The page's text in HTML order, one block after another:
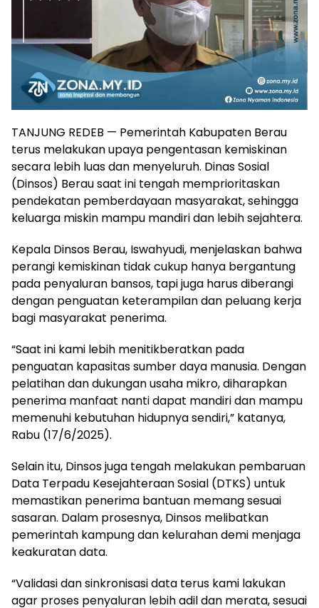
TANJUNG REDEB — Pemerintah Kabupaten Berau
terus melakukan upaya pengentasan kemiskinan
secara lebih luas dan menyeluruh. Dinas Sosial
(Dinsos) Berau saat ini tengah memprioritaskan
pendekatan pemberdayaan masyarakat, sehingga
keluarga miskin mampu mandiri dan lebih sejahtera.
Kepala Dinsos Berau, Iswahyudi, menjelaskan bahwa
perangi kemiskinan tidak cukup hanya bergantung
pada penyaluran bansos, tapi juga harus diberangi
dengan penguatan keterampilan dan peluang kerja
bagi masyarakat penerima.
“Saat ini kami lebih menitikberatkan pada
penguatan kapasitas sumber daya manusia. Dengan
pelatihan dan dukungan usaha mikro, diharapkan
penerima manfaat nanti dapat mandiri dan mampu
memenuhi kebutuhan hidupnya sendiri,” katanya,
Rabu (17/6/2025).
Selain itu, Dinsos juga tengah melakukan pembaruan
Data Terpadu Kesejahteraan Sosial (DTKS) untuk
memastikan penerima bantuan memang sesuai
sasaran. Dalam prosesnya, Dinsos melibatkan
pemerintah kampung dan kelurahan demi menjaga
keakuratan data.
“Validasi dan sinkronisasi data terus kami lakukan
agar proses penyaluran lebih adil dan merata, sesuai